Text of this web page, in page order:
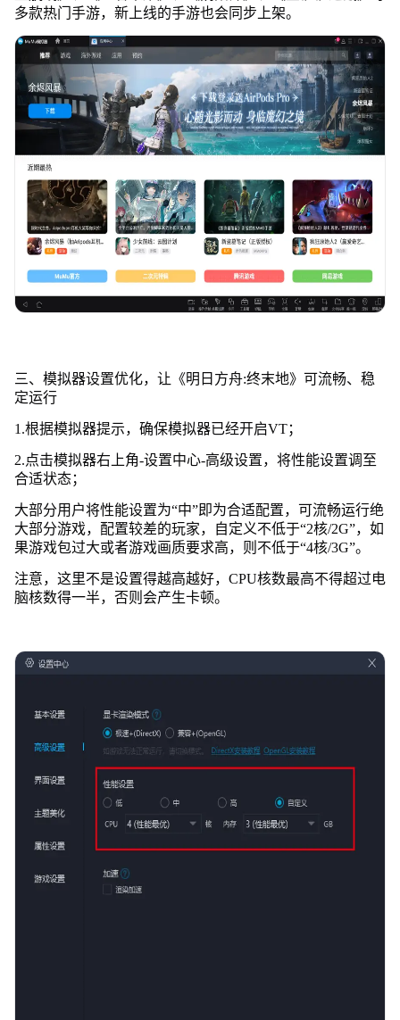
多款热门手游，新上线的手游也会同步上架。
三、模拟器设置优化，让《明日方舟:终末地》可流畅、稳
定运行
1.根据模拟器提示，确保模拟器已经开启VT；
2.点击模拟器右上角-设置中心-高级设置，将性能设置调至
合适状态；
大部分用户将性能设置为“中”即为合适配置，可流畅运行绝
大部分游戏，配置较差的玩家，自定义不低于“2核/2G”，如
果游戏包过大或者游戏画质要求高，则不低于“4核/3G”。
注意，这里不是设置得越高越好，CPU核数最高不得超过电
脑核数得一半，否则会产生卡顿。